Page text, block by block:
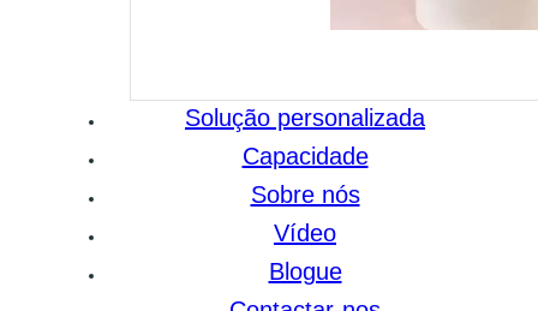
Solução personalizada
Capacidade
Sobre nós
Vídeo
Blogue